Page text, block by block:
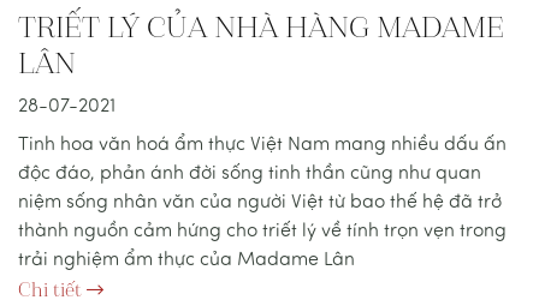
TRIẾT LÝ CỦA NHÀ HÀNG MADAME
LÂN
28-07-2021
Tinh hoa văn hoá ẩm thực Việt Nam mang nhiều dấu ấn
độc đáo, phản ánh đời sống tinh thần cũng như quan
niệm sống nhân văn của người Việt từ bao thế hệ đã trở
thành nguồn cảm hứng cho triết lý về tính trọn vẹn trong
trải nghiệm ẩm thực của Madame Lân
Chi tiết